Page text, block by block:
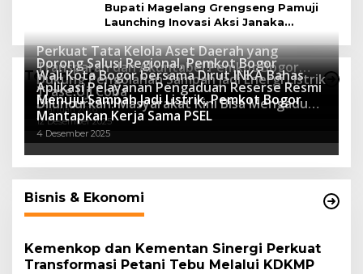
Bupati Magelang Grengseng Pamuji
Launching Inovasi Aksi Janaka
Program Sekolah Adiwiyata
Teknologi
Perkuat Tata Kelola Aset Daerah yang
Transparan dan Akuntabel Pemkot Bogor
Luncurkan SIMASDA
8 Juli 2026
Dorong Salusi Regional, Pemkot Bogor
Dukung Pengolahan Sampah Jadi Energi Listrik
8 April 2026
Wali Kota Bogor bersama Dirut INKA Bahas
Trase Uji Coba
7 Januari 2026
Aplikasi Pelayanan Pengaduan Reserse Resmi
Diluncurkan: Masyarakat Kini Bisa Mengadu
Lebih Cepat, Mudah, dan Terintegrasi
12 Desember 2025
Menuju Sampah Jadi Listrik, Pemkot Bogor
Mantapkan Kerja Sama PSEL
4 Desember 2025
Bisnis & Ekonomi
Kemenkop dan Kementan Sinergi Perkuat
Transformasi Petani Tebu Melalui KDKMP